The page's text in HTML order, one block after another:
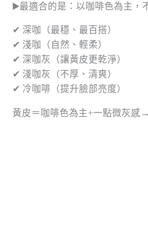
▶️最適合的是：以咖啡色為主，
✔ 深咖（最穩、最百搭）
✔ 淺咖（自然、輕柔）
✔ 深咖灰（讓黃皮更乾淨）
✔ 淺咖灰（不厚、清爽）
✔ 冷咖啡（提升臉部亮度）
黃皮＝咖啡色為主+一點微灰感